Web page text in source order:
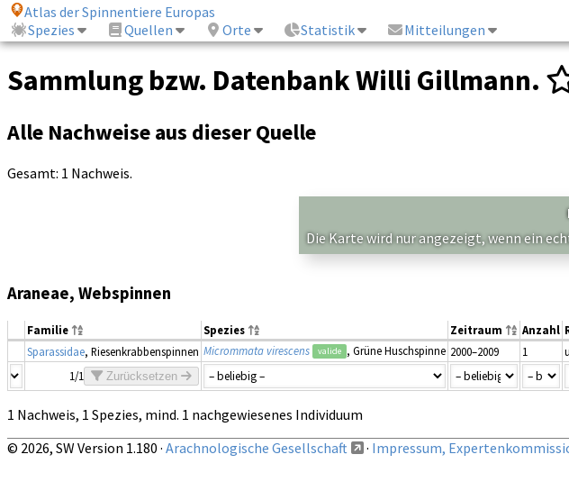
Atlas der Spinnentiere Europas
Spezies
Quellen Orte Statistik Mitteilungen
Sammlung bzw. Datenbank Willi Gillmann.
Alle Nachweise aus dieser Quelle
Gesamt: 1 Nachweis.
Die Karte wird nur angezeigt, wenn ein
Araneae, Webspinnen
Familie Spezies Zeitraum Anzahl
Sparassidae, Riesenkrabbenspinnen Micrommata virescens valide , Grüne Huschspinne 2000–2009 1
1/1
Zurücksetzen
1 Nachweis, 1 Spezies, mind. 1 nachgewiesenes Individuum
© 2026, SW Version 1.180 · Arachnologische Gesellschaft · Impressum,